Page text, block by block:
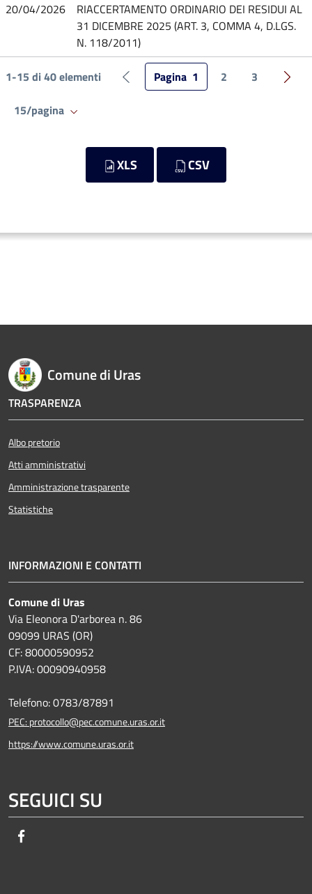
20/04/2026
RIACCERTAMENTO ORDINARIO DEI RESIDUI AL
31 DICEMBRE 2025 (ART. 3, COMMA 4, D.LGS.
N. 118/2011)
1-15 di 40 elementi Pagina precedente
Pagina 1 2 3
15/pagina
XLS CSV
Comune di Uras
TRASPARENZA
Albo pretorio
Atti amministrativi
Amministrazione trasparente
Statistiche
INFORMAZIONI E CONTATTI
Comune di Uras
Via Eleonora D'arborea n. 86
09099 URAS (OR)
CF: 80000590952
P.IVA: 00090940958
Telefono: 0783/87891
PEC: protocollo@pec.comune.uras.or.it
https://www.comune.uras.or.it
SEGUICI SU